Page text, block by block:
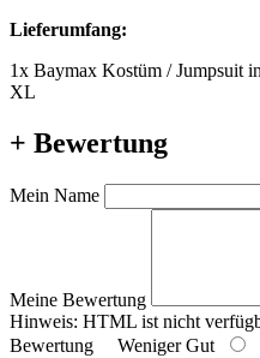
Lieferumfang:
1x Baymax Kostüm / Jumpsuit
XL
+ Bewertung
Mein Name
Meine Bewertung
Hinweis: HTML ist nicht
Bewertung Weniger Gut